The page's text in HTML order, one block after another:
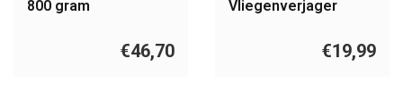
800 gram
€46,70
Vliegenverjager
€19,99